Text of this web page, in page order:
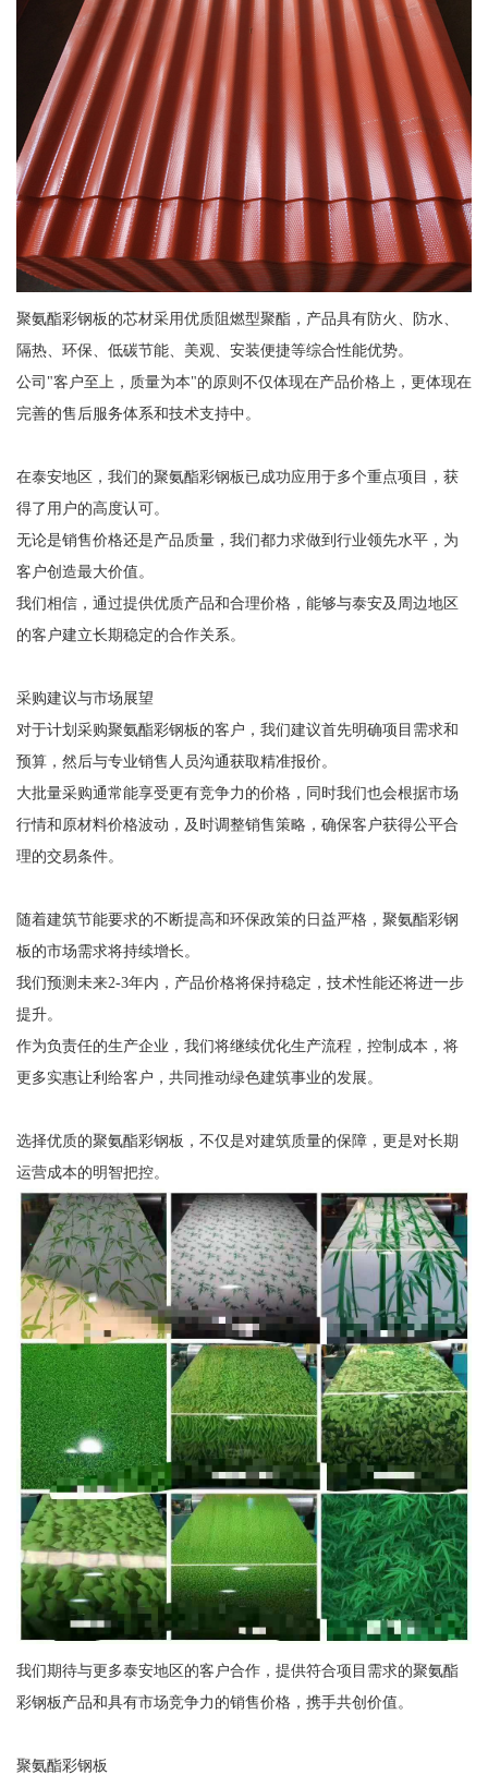
聚氨酯彩钢板的芯材采用优质阻燃型聚酯，产品具有防火、防水、
隔热、环保、低碳节能、美观、安装便捷等综合性能优势。
公司"客户至上，质量为本"的原则不仅体现在产品价格上，更体现在
完善的售后服务体系和技术支持中。
在泰安地区，我们的聚氨酯彩钢板已成功应用于多个重点项目，获
得了用户的高度认可。
无论是销售价格还是产品质量，我们都力求做到行业领先水平，为
客户创造最大价值。
我们相信，通过提供优质产品和合理价格，能够与泰安及周边地区
的客户建立长期稳定的合作关系。
采购建议与市场展望
对于计划采购聚氨酯彩钢板的客户，我们建议首先明确项目需求和
预算，然后与专业销售人员沟通获取精准报价。
大批量采购通常能享受更有竞争力的价格，同时我们也会根据市场
行情和原材料价格波动，及时调整销售策略，确保客户获得公平合
理的交易条件。
随着建筑节能要求的不断提高和环保政策的日益严格，聚氨酯彩钢
板的市场需求将持续增长。
我们预测未来2-3年内，产品价格将保持稳定，技术性能还将进一步
提升。
作为负责任的生产企业，我们将继续优化生产流程，控制成本，将
更多实惠让利给客户，共同推动绿色建筑事业的发展。
选择优质的聚氨酯彩钢板，不仅是对建筑质量的保障，更是对长期
运营成本的明智把控。
我们期待与更多泰安地区的客户合作，提供符合项目需求的聚氨酯
彩钢板产品和具有市场竞争力的销售价格，携手共创价值。
聚氨酯彩钢板